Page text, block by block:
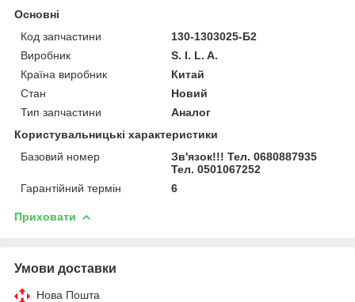
Основні
Код запчастини
130-1303025-Б2
Виробник
S. I. L. A.
Країна виробник
Китай
Стан
Новий
Тип запчастини
Аналог
Користувальницькі характеристики
Базовий номер
Зв'язок!!! Тел. 0680887935
Тел. 0501067252
Гарантійний термін
6
Приховати
Умови доставки
Нова Пошта